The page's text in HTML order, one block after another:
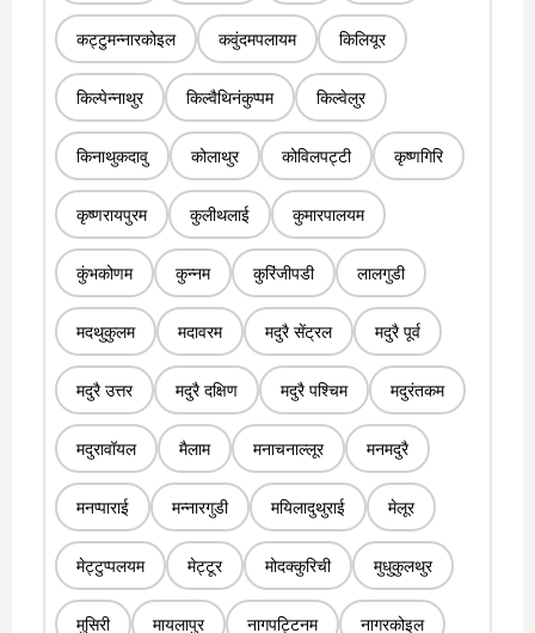
कट्टुमन्नारकोइल कवुंदमपलायम किलियूर
किल्पेन्नाथुर किल्वैथिनंकुप्पम किल्वेलुर
किनाथुकदावु कोलाथुर कोविलपट्टी कृष्णगिरि
कृष्णरायपुरम कुलीथलाई कुमारपालयम
कुंभकोणम कुन्नम कुरिंजीपडी लालगुडी
मदथुकुलम मदावरम मदुरै सेंट्रल मदुरै पूर्व
मदुरै उत्तर मदुरै दक्षिण मदुरै पश्चिम मदुरंतकम
मदुरावॉयल मैलाम मनाचनाल्लूर मनमदुरै
मनप्पाराई मन्नारगुडी मयिलादुथुराई मेलूर
मेट्टुप्पलयम मेट्टूर मोदक्कुरिची मुधुकुलथुर
मुसिरी मायलापुर नागपट्टिनम नागरकोइल